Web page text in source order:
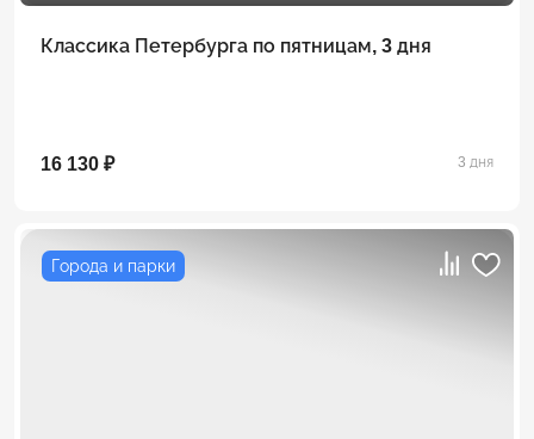
Классика Петербурга по пятницам, 3 дня
16 130 ₽ 3 дня
Города и парки